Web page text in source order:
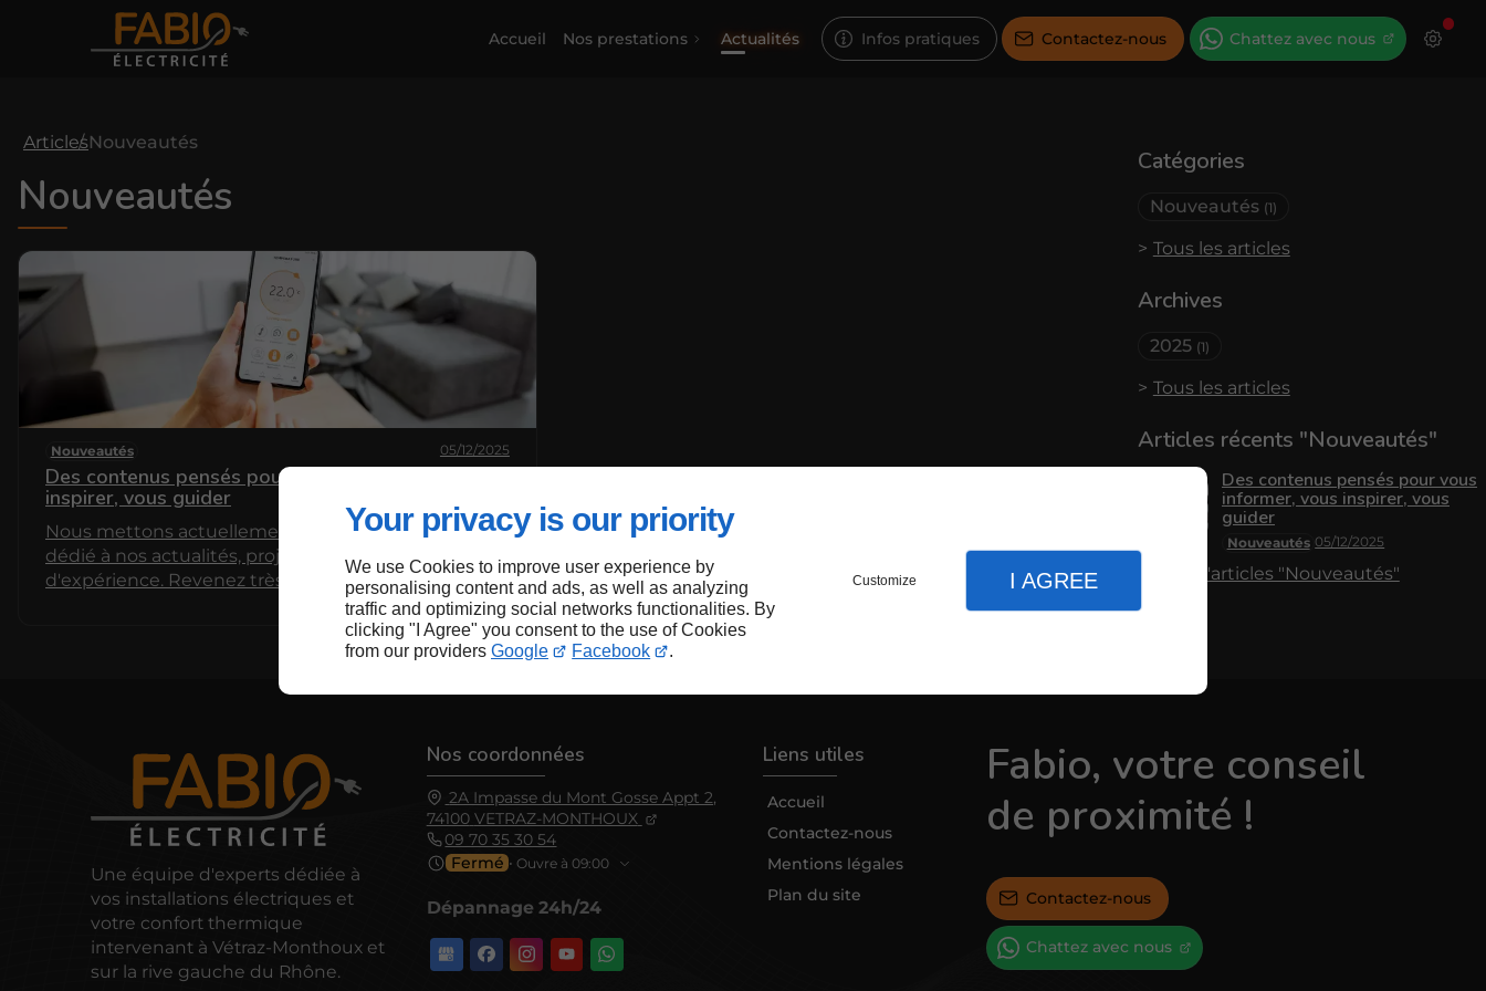
Your privacy is our priority
We use Cookies to improve user experience by
personalising content and ads, as well as analyzing
traffic and optimizing social networks functionalities. By
clicking "I Agree" you consent to the use of Cookies
from our providers Google Facebook .
Customize I AGREE
Accueil Nos prestations Actualités Infos pratiques Contactez-nous Chattez avec nous
Catégories
Nouveautés (1)
Tous les articles
Archives
2025 (1)
Tous les articles
Articles récents "Nouveautés"
Nouveautés 05/12/2025
Des contenus pensés pour vous
informer, vous inspirer, vous
guider
Plus d'articles "Nouveautés"
ArticlesNouveautés
Nouveautés
Nouveautés 05/12/2025
Des contenus pensés pour vous informer, vous
inspirer, vous guider
Nous mettons actuellement en place un espace
dédié à nos actualités, projets et partages
d'expérience. Revenez très bientôt pour découvrir
Une équipe d'experts dédiée à
vos installations électriques et
votre confort thermique
intervenant à Vétraz-Monthoux et
sur la rive gauche du Rhône.
Nos coordonnées
2A Impasse du Mont Gosse Appt 2,
74100 VETRAZ-MONTHOUX
09 70 35 30 54
Fermé ⋅ Ouvre à 09:00
Dépannage 24h/24
Liens utiles
Accueil
Contactez-nous
Mentions légales
Plan du site
Fabio, votre conseil
de proximité !
Contactez-nous
Chattez avec nous